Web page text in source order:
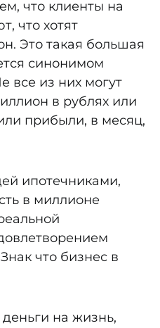
что клиенты на
что хотят
Это такая большая
синонимом
все из них могут
в рублях или
прибыли, в месяц,
ипотечниками,
в миллионе
что бизнес в
на жизнь,